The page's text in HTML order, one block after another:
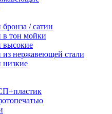
/ сатин
в тон мойки
высокие
из нержавеющей стали
низкие